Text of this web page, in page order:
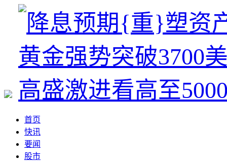
首页
快讯
要闻
股市